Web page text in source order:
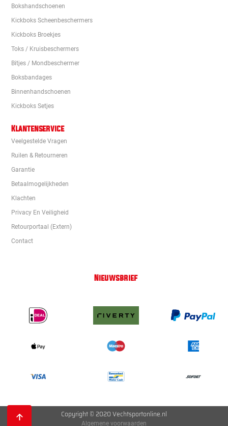
Bokshandschoenen
Kickboks Scheenbeschermers
Kickboks Broekjes
Toks / Kruisbeschermers
Bitjes / Mondbeschermer
Boksbandages
Binnenhandschoenen
Kickboks Setjes
Klantenservice
Veelgestelde Vragen
Ruilen & Retourneren
Garantie
Betaalmogelijkheden
Klachten
Privacy En Veiligheid
Retourportaal (extern)
Contact
Nieuwsbrief
Copyright © 2020 Vechtsportonline.nl
Algemene voorwaarden